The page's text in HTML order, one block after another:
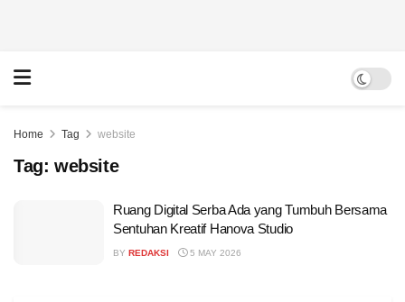
Home Tag website
Tag: website
Ruang Digital Serba Ada yang Tumbuh Bersama
Sentuhan Kreatif Hanova Studio
BY REDAKSI 5 MAY 2026